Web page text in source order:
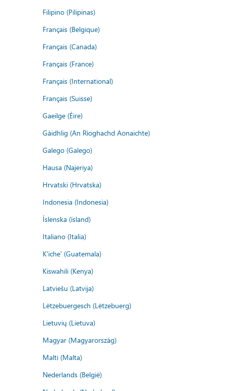
Filipino (Pilipinas)
Français (Belgique)
Français (Canada)
Français (France)
Français (International)
Français (Suisse)
Gaeilge (Éire)
Gàidhlig (An Rìoghachd Aonaichte)
Galego (Galego)
Hausa (Najeriya)
Hrvatski (Hrvatska)
Indonesia (Indonesia)
Íslenska (ísland)
Italiano (Italia)
K'iche' (Guatemala)
Kiswahili (Kenya)
Latviešu (Latvija)
Lëtzebuergesch (Lëtzebuerg)
Lietuvių (Lietuva)
Magyar (Magyarország)
Malti (Malta)
Nederlands (België)